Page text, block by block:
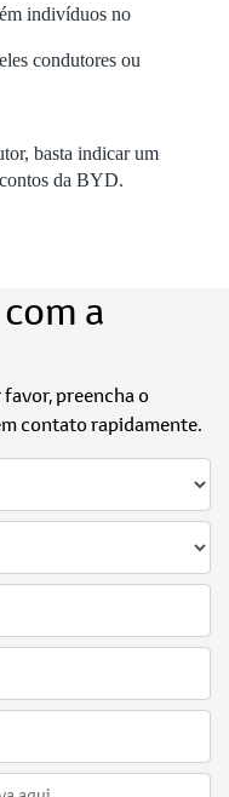
indivíduos no
condutores ou
basta indicar um
da BYD.
a
preencha o
contato rapidamente.